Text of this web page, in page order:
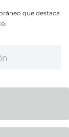
que destaca